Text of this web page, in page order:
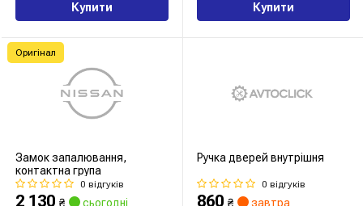
Купити Купити
Замок запалювання,
контактна група
0 відгуків
2 130 ₴ сьогодні
Оригінал
Ручка дверей внутрішня
0 відгуків
860 ₴ завтра